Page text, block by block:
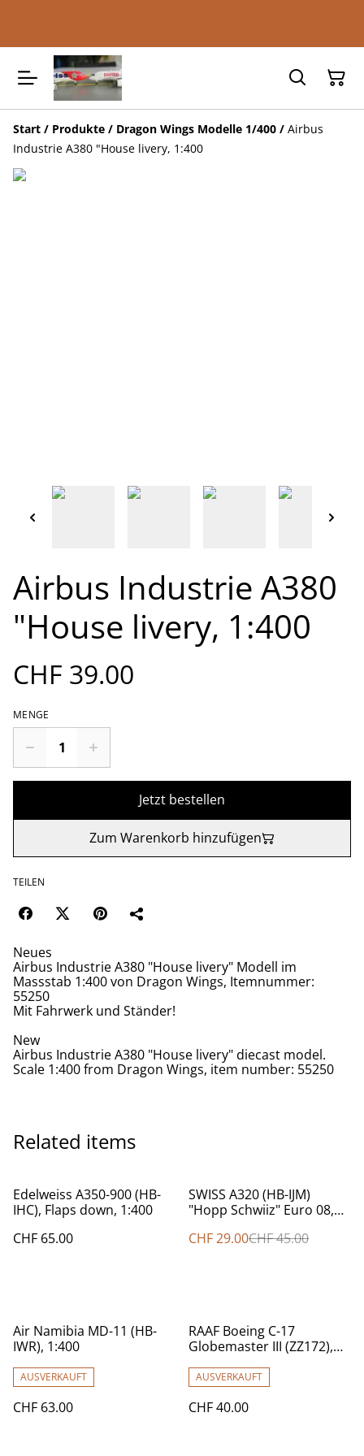
Start / Produkte / Dragon Wings Modelle 1/400 / Airbus
Industrie A380 "House livery, 1:400
Airbus Industrie A380
"House livery, 1:400
CHF 39.00
MENGE
Jetzt bestellen
Zum Warenkorb hinzufügen
TEILEN
Neues
Airbus Industrie A380 "House livery" Modell im
Massstab 1:400 von Dragon Wings, Itemnummer:
55250
Mit Fahrwerk und Ständer!
New
Airbus Industrie A380 "House livery" diecast model.
Scale 1:400 from Dragon Wings, item number: 55250
Related items
Edelweiss A350-900 (HB-
IHC), Flaps down, 1:400
CHF 65.00
%
SWISS A320 (HB-IJM)
"Hopp Schwiiz" Euro 08,
CHF 29.00CHF 45.00
Air Namibia MD-11 (HB-
IWR), 1:400
AUSVERKAUFT
CHF 63.00
RAAF Boeing C-17
Globemaster III (ZZ172),
AUSVERKAUFT
CHF 40.00